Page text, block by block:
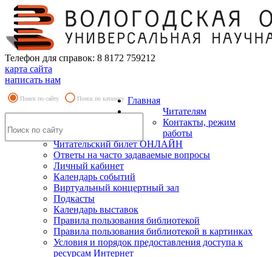
Телефон для справок: 8 8172 759212
карта сайта
написать нам
Поиск по сайту Поиск по каталогу Главная
Читателям
Контакты, режим
работы
Читательский билет ОНЛАЙН
Ответы на часто задаваемые вопросы
Личный кабинет
Календарь событий
Виртуальный концертный зал
Подкасты
Календарь выставок
Правила пользования библиотекой
Правила пользования библиотекой в картинках
Условия и порядок предоставления доступа к
ресурсам Интернет